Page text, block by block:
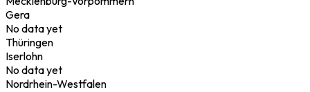
Gera
No data yet
Thüringen
Iserlohn
No data yet
Nordrhein-Westfalen